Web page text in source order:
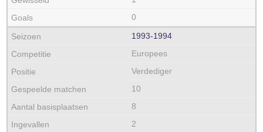
0
1993‑1994
Europees
Verdediger
10
8
2